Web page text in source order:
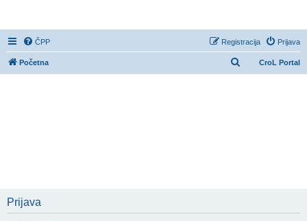
ČPP Prijava
Registracija
CroL Portal
Početna
Prijava